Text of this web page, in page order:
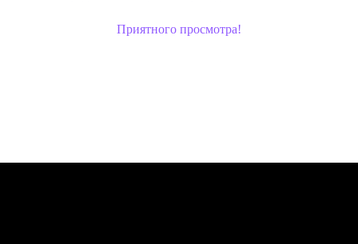
Приятного просмотра!